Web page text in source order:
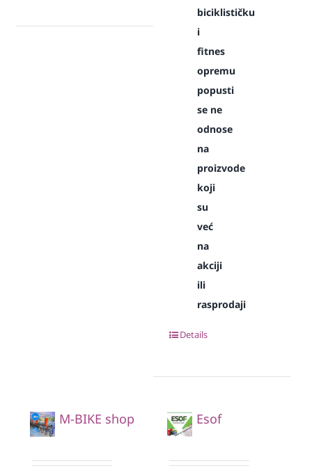
biciklističku
i
fitnes
opremu
popusti
se ne
odnose
na
proizvode
koji
su
već
na
akciji
ili
rasprodaji
Details
M-BIKE shop Esof